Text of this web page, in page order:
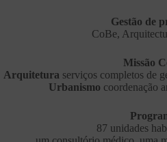
Gestão de
CoBe,
Missão
Arquitetura serviços completos de
Urbanismo coordenação
87 unidades